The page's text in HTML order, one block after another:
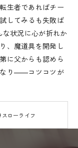
生者であればチー
してみるも失敗ば
状況に心が折れか
、魔道具を開発し
に父からも認めら
なり――コツコツが
スローライフ